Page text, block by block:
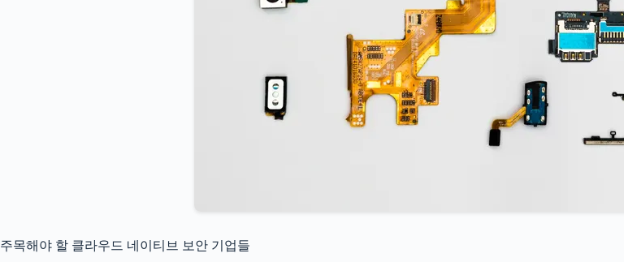
주목해야 할 클라우드 네이티브 보안 기업들